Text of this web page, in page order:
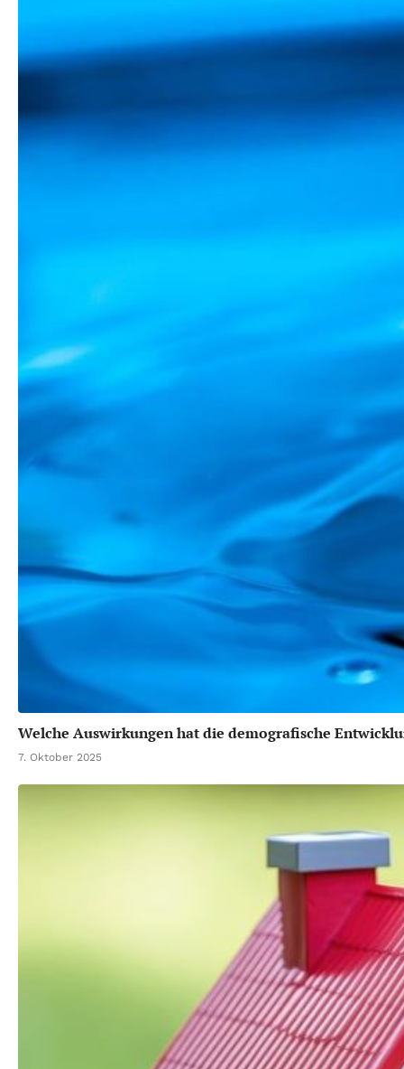
Welche Auswirkungen hat die demografische
7. Oktober 2025